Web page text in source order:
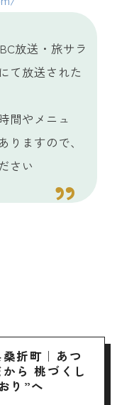
放送・旅サラ
て放送された
間やメニュ
ますので、
さい
折町｜あつ
ら 桃づくし
り”へ